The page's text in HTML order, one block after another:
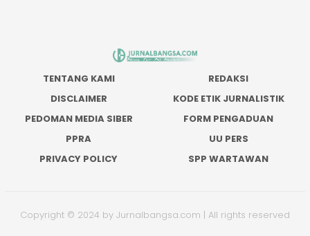
TENTANG KAMI
REDAKSI
DISCLAIMER
KODE ETIK JURNALISTIK
PEDOMAN MEDIA SIBER
FORM PENGADUAN
PPRA
UU PERS
PRIVACY POLICY
SPP WARTAWAN
Copyright © 2024 by Jurnalbangsa.com | All rights reserved